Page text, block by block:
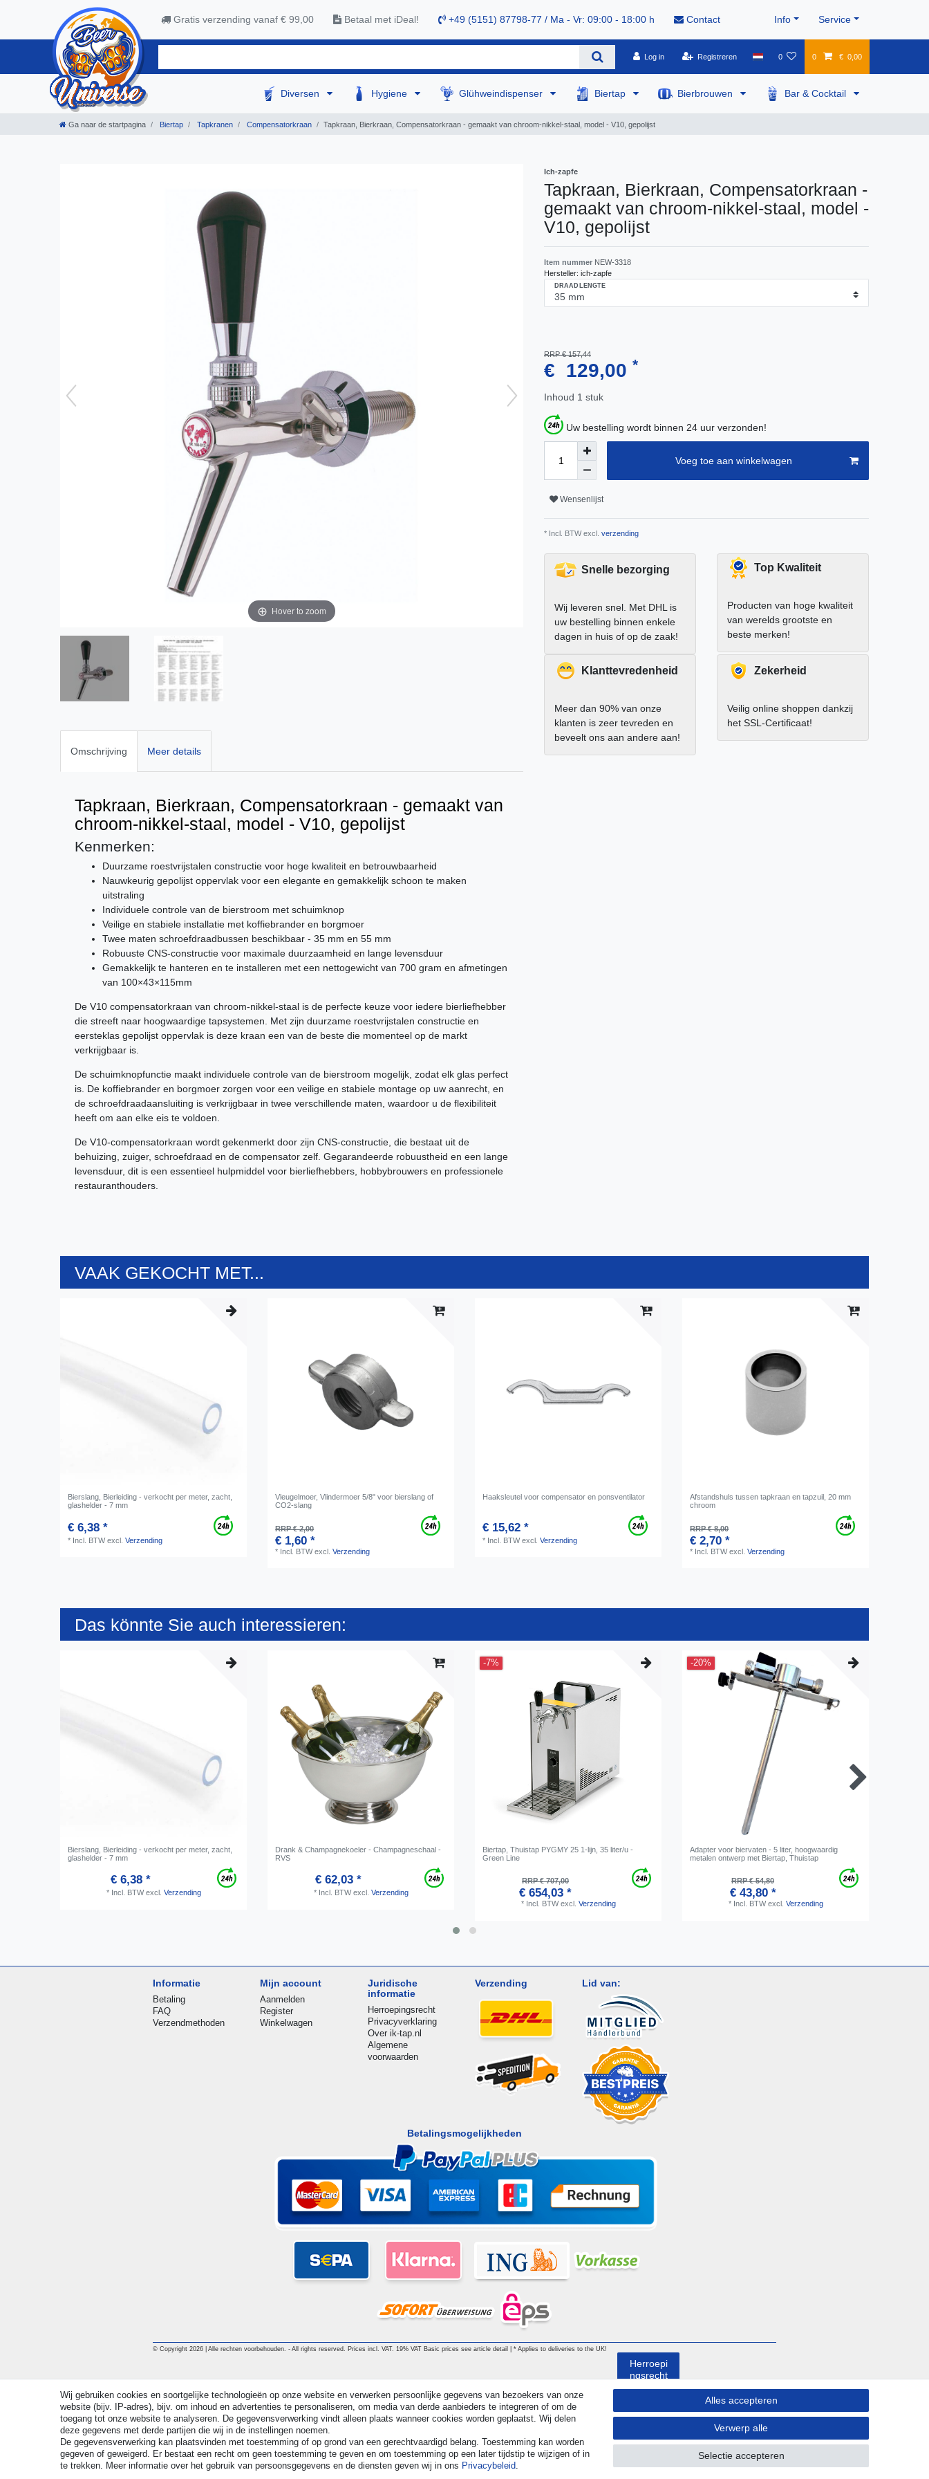
Gratis verzending vanaf € 99,00 Betaal met iDeal! +49 (5151) 87798-77 / Ma - Vr: 09:00 - 18:00 h Contact Info Service
Log in Registreren 0 0 € 0,00
Diversen Hygiene Glühweindispenser Biertap Bierbrouwen Bar & Cocktail
Ga naar de startpagina Biertap Tapkranen Compensatorkraan Tapkraan, Bierkraan, Compensatorkraan - gemaakt van chroom-nikkel-staal, model - V10, gepolijst
Hover to zoom
Omschrijving Meer details
Tapkraan, Bierkraan, Compensatorkraan - gemaakt van
chroom-nikkel-staal, model - V10, gepolijst
Kenmerken:
Duurzame roestvrijstalen constructie voor hoge kwaliteit en betrouwbaarheid
Nauwkeurig gepolijst oppervlak voor een elegante en gemakkelijk schoon te maken
uitstraling
Individuele controle van de bierstroom met schuimknop
Veilige en stabiele installatie met koffiebrander en borgmoer
Twee maten schroefdraadbussen beschikbaar - 35 mm en 55 mm
Robuuste CNS-constructie voor maximale duurzaamheid en lange levensduur
Gemakkelijk te hanteren en te installeren met een nettogewicht van 700 gram en afmetingen
van 100×43×115mm
De V10 compensatorkraan van chroom-nikkel-staal is de perfecte keuze voor iedere bierliefhebber
die streeft naar hoogwaardige tapsystemen. Met zijn duurzame roestvrijstalen constructie en
eersteklas gepolijst oppervlak is deze kraan een van de beste die momenteel op de markt
verkrijgbaar is.
De schuimknopfunctie maakt individuele controle van de bierstroom mogelijk, zodat elk glas perfect
is. De koffiebrander en borgmoer zorgen voor een veilige en stabiele montage op uw aanrecht, en
de schroefdraadaansluiting is verkrijgbaar in twee verschillende maten, waardoor u de flexibiliteit
heeft om aan elke eis te voldoen.
De V10-compensatorkraan wordt gekenmerkt door zijn CNS-constructie, die bestaat uit de
behuizing, zuiger, schroefdraad en de compensator zelf. Gegarandeerde robuustheid en een lange
levensduur, dit is een essentieel hulpmiddel voor bierliefhebbers, hobbybrouwers en professionele
restauranthouders.
Ich-zapfe
Tapkraan, Bierkraan, Compensatorkraan -
gemaakt van chroom-nikkel-staal, model -
V10, gepolijst
Item nummer NEW-3318
Hersteller: ich-zapfe
DRAADLENGTE
RRP € 157,44
€ 129,00 *
Inhoud 1 stuk
Uw bestelling wordt binnen 24 uur verzonden!
Voeg toe aan winkelwagen
Wensenlijst
* Incl. BTW excl. verzending
Snelle bezorging
Wij leveren snel. Met DHL is
uw bestelling binnen enkele
dagen in huis of op de zaak!
Top Kwaliteit
Producten van hoge kwaliteit
van werelds grootste en
beste merken!
Klanttevredenheid
Meer dan 90% van onze
klanten is zeer tevreden en
beveelt ons aan andere aan!
Zekerheid
Veilig online shoppen dankzij
het SSL-Certificaat!
VAAK GEKOCHT MET...
Bierslang, Bierleiding - verkocht per meter, zacht,
glashelder - 7 mm
€ 6,38 *
* Incl. BTWexcl.Verzending
Vleugelmoer, Vlindermoer 5/8" voor bierslang of
CO2-slang
RRP € 2,00
€ 1,60 *
* Incl. BTWexcl.Verzending
Haaksleutel voor compensator en ponsventilator
€ 15,62 *
* Incl. BTWexcl.Verzending
Afstandshuls tussen tapkraan en tapzuil, 20 mm
chroom
RRP € 8,00
€ 2,70 *
* Incl. BTWexcl.Verzending
Das könnte Sie auch interessieren:
Bierslang, Bierleiding - verkocht per meter, zacht,
glashelder - 7 mm
€ 6,38 *
* Incl. BTWexcl. Verzending
Drank & Champagnekoeler - Champagneschaal -
RVS
€ 62,03 *
* Incl. BTWexcl. Verzending
-7%
Biertap, Thuistap PYGMY 25 1-lijn, 35 liter/u -
Green Line
RRP € 707,00
€ 654,03 *
* Incl. BTWexcl. Verzending
-20%
Adapter voor biervaten - 5 liter, hoogwaardig
metalen ontwerp met Biertap, Thuistap
RRP € 54,80
€ 43,80 *
* Incl. BTWexcl. Verzending
Informatie
Betaling
FAQ
Verzendmethoden
Mijn account
Aanmelden
Register
Winkelwagen
Juridische
informatie
Herroepingsrecht
Privacyverklaring
Over ik-tap.nl
Algemene
voorwaarden
Verzending Lid van:
Betalingsmogelijkheden
© Copyright 2026 | Alle rechten voorbehouden. - All rights reserved. Prices incl. VAT. 19% VAT Basic prices see article detail | * Applies to deliveries to the UK!
Wij gebruiken cookies en soortgelijke technologieën op onze website en verwerken persoonlijke gegevens van bezoekers van onze
website (bijv. IP-adres), bijv. om inhoud en advertenties te personaliseren, om media van derde aanbieders te integreren of om de
toegang tot onze website te analyseren. De gegevensverwerking vindt alleen plaats wanneer cookies worden geplaatst. Wij delen
deze gegevens met derde partijen die wij in de instellingen noemen.
De gegevensverwerking kan plaatsvinden met toestemming of op grond van een gerechtvaardigd belang. Toestemming kan worden
gegeven of geweigerd. Er bestaat een recht om geen toestemming te geven en om toestemming op een later tijdstip te wijzigen of in
te trekken. Meer informatie over het gebruik van persoonsgegevens en de diensten geven wij in ons Privacybeleid.
Alles accepteren
Verwerp alle
Selectie accepteren
Herroepi
ngsrecht
uitoefene